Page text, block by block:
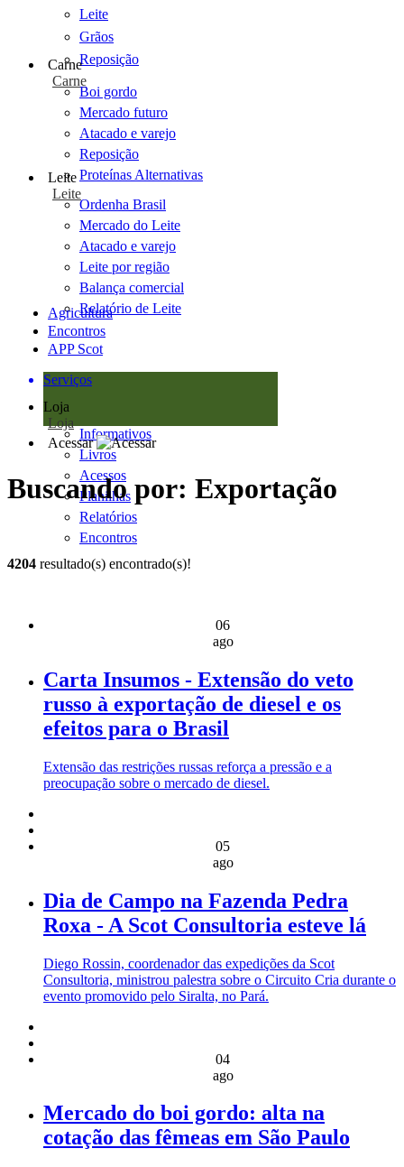
Leite
Grãos
Reposição
Carne
Carne
Boi gordo
Mercado futuro
Atacado e varejo
Reposição
Proteínas Alternativas
Leite
Leite
Ordenha Brasil
Mercado do Leite
Atacado e varejo
Leite por região
Balança comercial
Relatório de Leite
Agricultura
Encontros
APP Scot
Serviços
Loja
Loja
Informativos
Livros
Acessos
Planilhas
Relatórios
Encontros
Acessar
Buscando por: Exportação
4204 resultado(s) encontrado(s)!
06
ago
Carta Insumos - Extensão do veto
russo à exportação de diesel e os
efeitos para o Brasil
Extensão das restrições russas reforça a pressão e a
preocupação sobre o mercado de diesel.
05
ago
Dia de Campo na Fazenda Pedra
Roxa - A Scot Consultoria esteve lá
Diego Rossin, coordenador das expedições da Scot
Consultoria, ministrou palestra sobre o Circuito Cria durante o
evento promovido pelo Siralta, no Pará.
04
ago
Mercado do boi gordo: alta na
cotação das fêmeas em São Paulo